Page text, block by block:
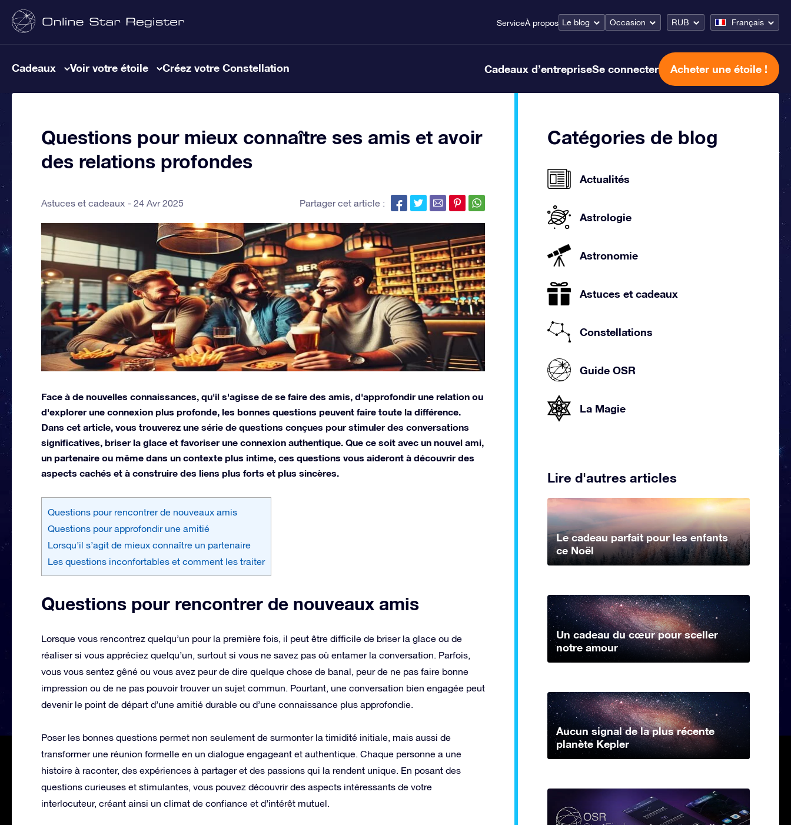
ServiceÀ propos Le blog Occasion RUB Français
Cadeaux Voir votre étoile Créez votre Constellation Cadeaux d’entrepriseSe connecter Acheter une étoile !
Questions pour mieux connaître ses amis et avoir
des relations profondes
Astuces et cadeaux 24 Avr 2025 Partager cet article :
Face à de nouvelles connaissances, qu'il s'agisse de se faire des amis, d'approfondir une relation ou
d'explorer une connexion plus profonde, les bonnes questions peuvent faire toute la différence.
Dans cet article, vous trouverez une série de questions conçues pour stimuler des conversations
significatives, briser la glace et favoriser une connexion authentique. Que ce soit avec un nouvel ami,
un partenaire ou même dans un contexte plus intime, ces questions vous aideront à découvrir des
aspects cachés et à construire des liens plus forts et plus sincères.
Questions pour rencontrer de nouveaux amis
Questions pour approfondir une amitié
Lorsqu’il s’agit de mieux connaître un partenaire
Les questions inconfortables et comment les traiter
Questions pour rencontrer de nouveaux amis
Lorsque vous rencontrez quelqu’un pour la première fois, il peut être difficile de briser la glace ou de
réaliser si vous appréciez quelqu’un, surtout si vous ne savez pas où entamer la conversation. Parfois,
vous vous sentez gêné ou vous avez peur de dire quelque chose de banal, peur de ne pas faire bonne
impression ou de ne pas pouvoir trouver un sujet commun. Pourtant, une conversation bien engagée peut
devenir le point de départ d’une amitié durable ou d’une connaissance plus approfondie.
Poser les bonnes questions permet non seulement de surmonter la timidité initiale, mais aussi de
transformer une réunion formelle en un dialogue engageant et authentique. Chaque personne a une
histoire à raconter, des expériences à partager et des passions qui la rendent unique. En posant des
questions curieuses et stimulantes, vous pouvez découvrir des aspects intéressants de votre
interlocuteur, créant ainsi un climat de confiance et d’intérêt mutuel.
Catégories de blog
Actualités
Astrologie
Astronomie
Astuces et cadeaux
Constellations
Guide OSR
La Magie
Lire d'autres articles
Le cadeau parfait pour les enfants
ce Noël
Un cadeau du cœur pour sceller
notre amour
Aucun signal de la plus récente
planète Kepler